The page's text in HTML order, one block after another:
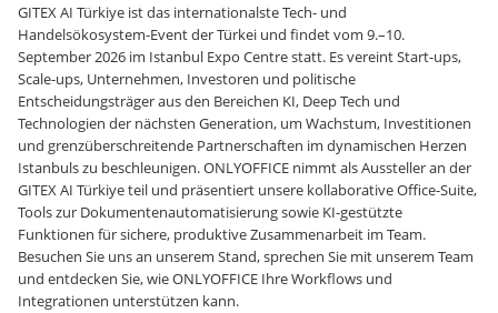
GITEX AI Türkiye ist das internationalste Tech- und
Handelsökosystem-Event der Türkei und findet vom 9.–10.
September 2026 im Istanbul Expo Centre statt. Es vereint Start-ups,
Scale-ups, Unternehmen, Investoren und politische
Entscheidungsträger aus den Bereichen KI, Deep Tech und
Technologien der nächsten Generation, um Wachstum, Investitionen
und grenzüberschreitende Partnerschaften im dynamischen Herzen
Istanbuls zu beschleunigen. ONLYOFFICE nimmt als Aussteller an der
GITEX AI Türkiye teil und präsentiert unsere kollaborative Office-Suite,
Tools zur Dokumentenautomatisierung sowie KI-gestützte
Funktionen für sichere, produktive Zusammenarbeit im Team.
Besuchen Sie uns an unserem Stand, sprechen Sie mit unserem Team
und entdecken Sie, wie ONLYOFFICE Ihre Workflows und
Integrationen unterstützen kann.